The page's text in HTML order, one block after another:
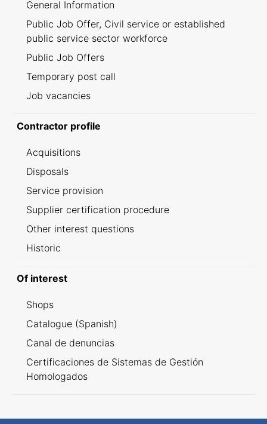
General Information
Public Job Offer, Civil service or established
public service sector workforce
Public Job Offers
Temporary post call
Job vacancies
Contractor profile
Acquisitions
Disposals
Service provision
Supplier certification procedure
Other interest questions
Historic
Of interest
Shops
Catalogue (Spanish)
Canal de denuncias
Certificaciones de Sistemas de Gestión
Homologados